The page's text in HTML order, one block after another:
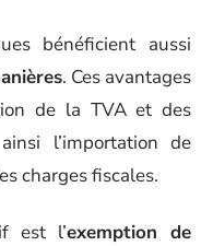
bénéficient aussi
. Ces avantages
de la TVA et des
l’importation de
charges fiscales.
est l’exemption de